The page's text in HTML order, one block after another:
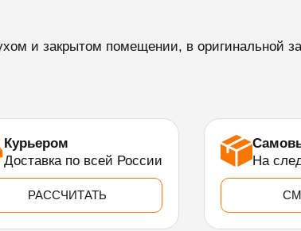
и закрытом помещении, в оригинальной
Курьером
Доставка по всей России
РАССЧИТАТЬ
На